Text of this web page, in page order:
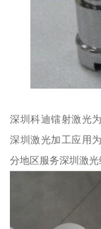
深圳科迪镭射激光
深圳激光加工应用
分地区服务深圳激光